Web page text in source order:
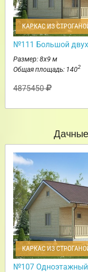
КАРКАС ИЗ
№111 Большой
Размер: 8х9 м
Общая площадь: 1402
4875450
КАРКАС ИЗ
№107 Одноэтажный